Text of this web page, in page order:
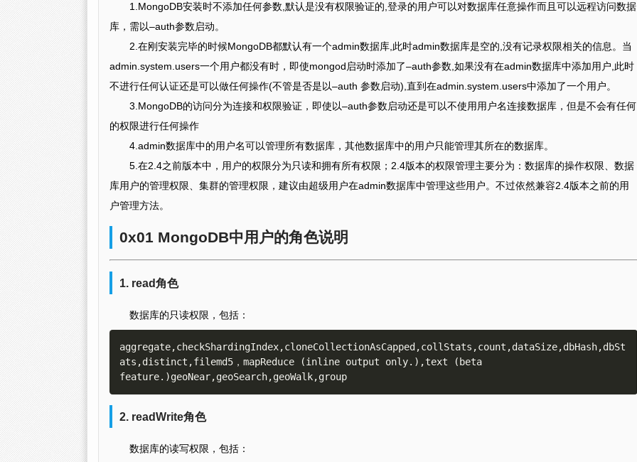
1.MongoDB安装时不添加任何参数,默认是没有权限验证的,登录的用户可以对数据库任意操作而且可以远程访问数据
库，需以–auth参数启动。
2.在刚安装完毕的时候MongoDB都默认有一个admin数据库,此时admin数据库是空的,没有记录权限相关的信息。当
admin.system.users一个用户都没有时，即使mongod启动时添加了–auth参数,如果没有在admin数据库中添加用户,此时
不进行任何认证还是可以做任何操作(不管是否是以–auth 参数启动),直到在admin.system.users中添加了一个用户。
3.MongoDB的访问分为连接和权限验证，即使以–auth参数启动还是可以不使用用户名连接数据库，但是不会有任何
的权限进行任何操作
4.admin数据库中的用户名可以管理所有数据库，其他数据库中的用户只能管理其所在的数据库。
5.在2.4之前版本中，用户的权限分为只读和拥有所有权限；2.4版本的权限管理主要分为：数据库的操作权限、数据
库用户的管理权限、集群的管理权限，建议由超级用户在admin数据库中管理这些用户。不过依然兼容2.4版本之前的用
户管理方法。
0x01 MongoDB中用户的角色说明
1. read角色
数据库的只读权限，包括：
aggregate,checkShardingIndex,cloneCollectionAsCapped,collStats,count,dataSize,dbHash,dbSt
ats,distinct,filemd5，mapReduce (inline output only.),text (beta
2. readWrite角色
数据库的读写权限，包括：